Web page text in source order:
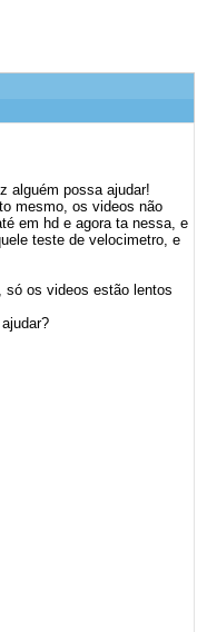
alguém possa ajudar!
mesmo, os videos não
em hd e agora ta nessa, e
teste de velocimetro, e
só os videos estão lentos